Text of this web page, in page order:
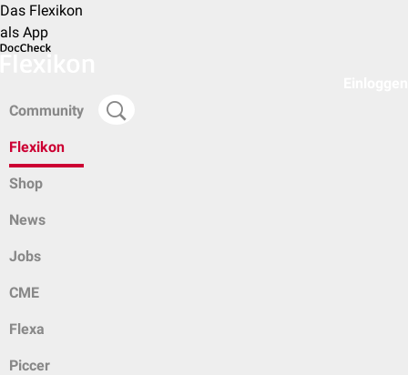
Das Flexikon
als App
Community
Flexikon
Shop
News
Jobs
CME
Flexa
Piccer